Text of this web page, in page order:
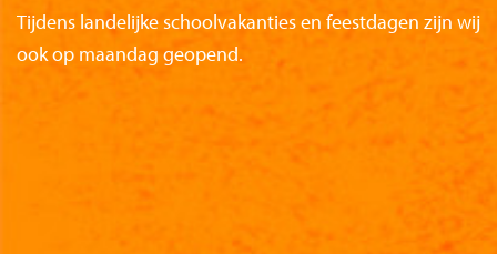
Tijdens landelijke schoolvakanties en feestdagen zijn wij
ook op maandag geopend.